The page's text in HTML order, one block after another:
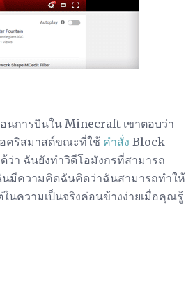
นการบินใน Minecraft เขาตอบว่า
คริสมาสต์ขณะที่ใช้ คำสั่ง Block
ว่า ฉันยังทำวิดีโอมังกรที่สามารถ
นมีความคิดฉันคิดว่าฉันสามารถทำให้
ความเป็นจริงค่อนข้างง่ายเมื่อคุณรู้